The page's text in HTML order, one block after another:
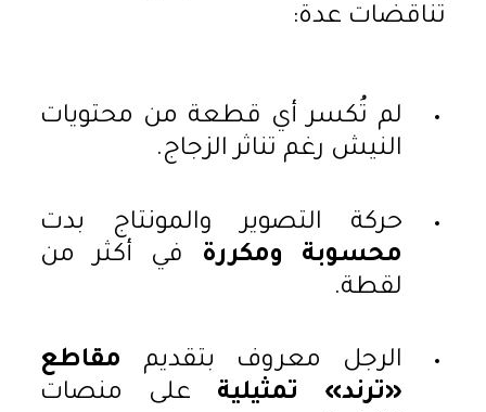
تناقضات عدة:
لم تُكسر أي قطعة من محتويات
النيش رغم تناثر الزجاج.
حركة التصوير والمونتاج بدت
محسوبة ومكررة في أكثر من
لقطة.
الرجل معروف بتقديم مقاطع
«ترند» تمثيلية على منصات